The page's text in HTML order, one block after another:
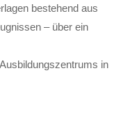
bestehend aus
– über ein
in